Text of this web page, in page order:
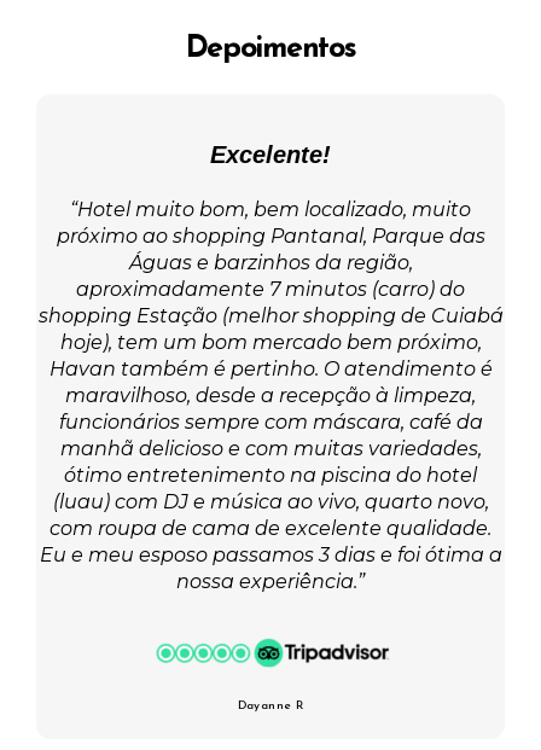
Depoimentos
Excelente!
“Hotel muito bom, bem localizado, muito
próximo ao shopping Pantanal, Parque das
Águas e barzinhos da região,
aproximadamente 7 minutos (carro) do
shopping Estação (melhor shopping de Cuiabá
hoje), tem um bom mercado bem próximo,
Havan também é pertinho. O atendimento é
maravilhoso, desde a recepção à limpeza,
funcionários sempre com máscara, café da
manhã delicioso e com muitas variedades,
ótimo entretenimento na piscina do hotel
(luau) com DJ e música ao vivo, quarto novo,
com roupa de cama de excelente qualidade.
Eu e meu esposo passamos 3 dias e foi ótima a
nossa experiência.”
Dayanne R